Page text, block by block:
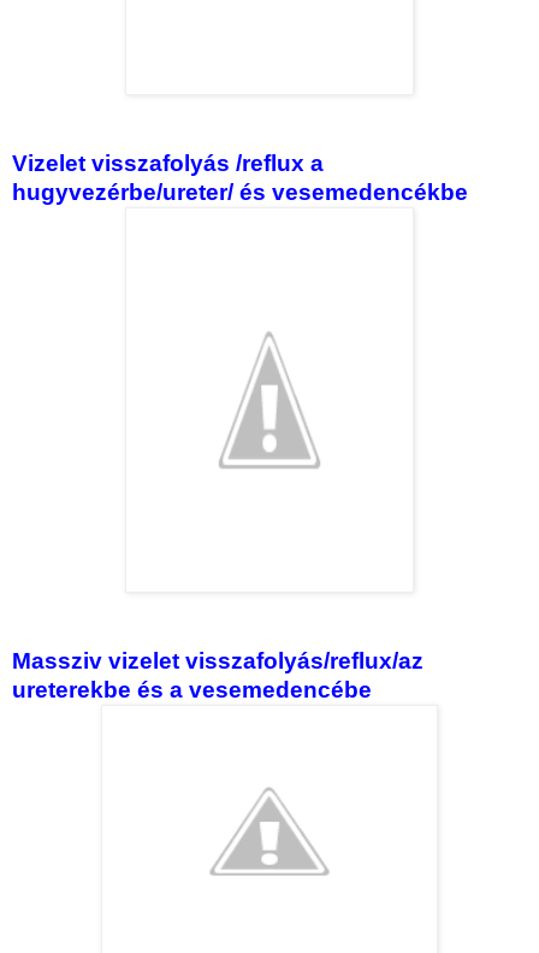
Vizelet visszafolyás /reflux a
hugyvezérbe/ureter/ és vesemedencékbe
Massziv vizelet visszafolyás/reflux/az
ureterekbe és a vesemedencébe